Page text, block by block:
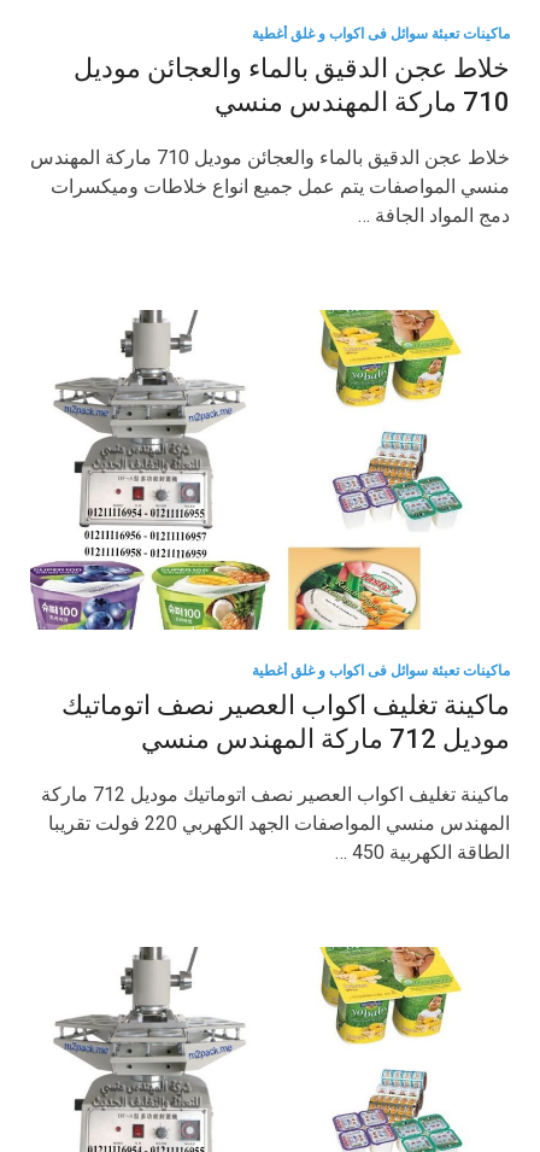
ماكينات تعبئة سوائل فى اكواب و غلق أغطية
خلاط عجن الدقيق بالماء والعجائن موديل
710 ماركة المهندس منسي
خلاط عجن الدقيق بالماء والعجائن موديل 710 ماركة المهندس
منسي المواصفات يتم عمل جميع انواع خلاطات وميكسرات
دمج المواد الجافة …
ماكينات تعبئة سوائل فى اكواب و غلق أغطية
ماكينة تغليف اكواب العصير نصف اتوماتيك
موديل 712 ماركة المهندس منسي
ماكينة تغليف اكواب العصير نصف اتوماتيك موديل 712 ماركة
المهندس منسي المواصفات الجهد الكهربي 220 فولت تقريبا
الطاقة الكهربية 450 …